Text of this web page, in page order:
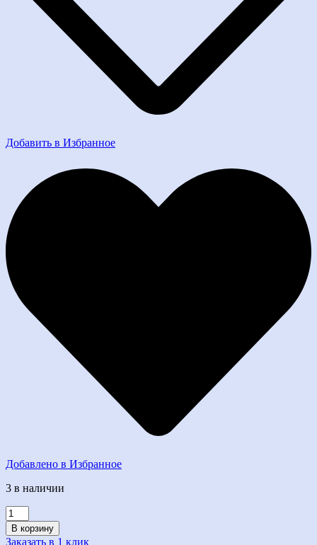
Добавить в Избранное
Добавлено в Избранное
3 в наличии
Количество
товара
Кукла
В корзину
Заказать в 1 клик